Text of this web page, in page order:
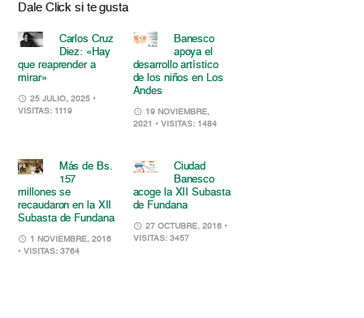
Dale Click si te gusta
Carlos Cruz
Diez: «Hay
que reaprender a
mirar»
25 JULIO, 2025 •
VISITAS: 1119
Banesco
apoya el
desarrollo artístico
de los niños en Los
Andes
19 NOVIEMBRE,
2021
• VISITAS: 1484
Más de Bs.
157
millones se
recaudaron en la XII
Subasta de Fundana
1 NOVIEMBRE, 2016
• VISITAS: 3764
Ciudad
Banesco
acoge la XII Subasta
de Fundana
27 OCTUBRE, 2016 •
VISITAS: 3457